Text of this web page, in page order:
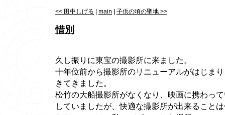
<< 田中しげる main 子供の頃の聖地 >>
惜別
久し振りに東宝の撮影所に来ました。
十年位前から撮影所のリニューアルがはじま
きてきました。
松竹の大船撮影所がなくなり、映画に携わっ
していましたが、快適な撮影所が出来ること